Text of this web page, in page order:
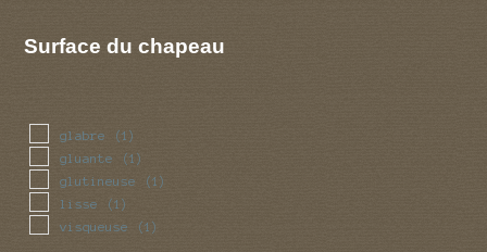
Surface du chapeau
glabre (1)
gluante (1)
glutineuse (1)
lisse (1)
visqueuse (1)